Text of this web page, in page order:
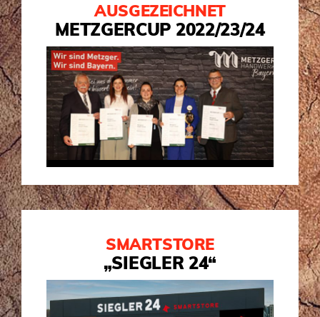
AUSGEZEICHNET
METZGERCUP 2022/23/24
SMARTSTORE
„SIEGLER 24“